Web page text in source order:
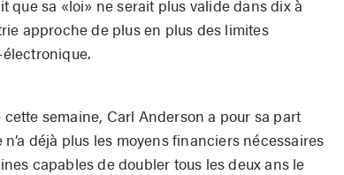
que sa «loi» ne serait plus valide dans dix à
approche de plus en plus des limites
semaine, Carl Anderson a pour sa part
n’a déjà plus les moyens financiers nécessaires
capables de doubler tous les deux ans le